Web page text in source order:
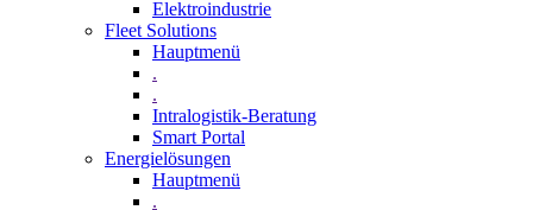
Elektroindustrie
Fleet Solutions
Hauptmenü
.
.
Intralogistik-Beratung
Smart Portal
Energielösungen
Hauptmenü
.